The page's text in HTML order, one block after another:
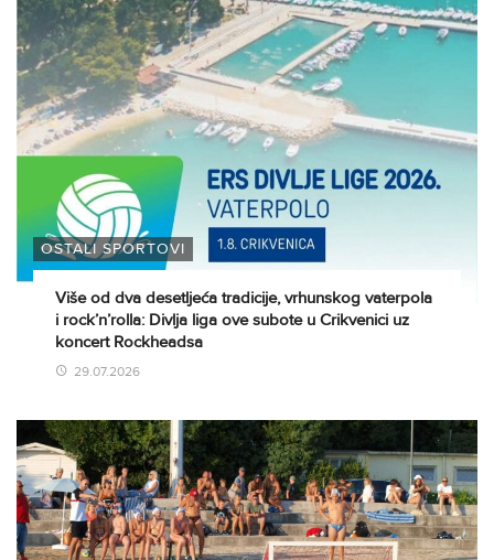
OSTALI SPORTOVI
Više od dva desetljeća tradicije, vrhunskog vaterpola
i rock’n’rolla: Divlja liga ove subote u Crikvenici uz
koncert Rockheadsa
29.07.2026